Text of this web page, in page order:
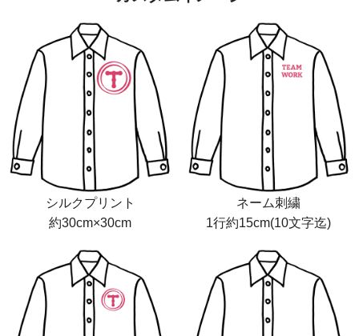
シルクプリント
約30cm×30cm
ネーム刺繍
1行約15cm(10文字迄)